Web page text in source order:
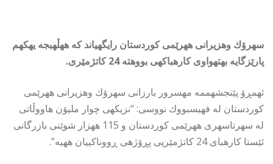
سهرۆك وهزیرانی ههرێمی كوردستان رایگهیاند كه ههڵهبجه یهكهم
پارێزگایه بهتهواوی كارهباكهی بووهته 24 كاتژمێری.
ئهمڕۆ پێنجشهممه مهسرور بارزانی سهرۆك وهزیرانی ههرێمی
كوردستان له فهیسبووك نووسی: “نزیكهی چوار ملیۆن هاووڵاتی
له سهرتاسهری ههرێمی كوردستان و 115 ههزار شوێنی بازرگانی
ئێستا كارهبای 24 كاتژمێریی پڕۆژهی ڕووناكییان ههیه”.